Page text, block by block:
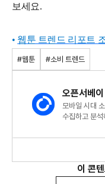
보세요.
• 웹툰 트렌드 리포트
#웹툰 #소비 트렌드
오픈서베이
모바일 시대
수집하고 분
이 콘